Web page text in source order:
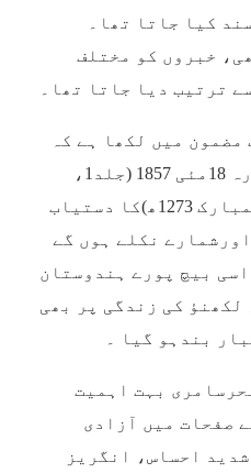
کیا جاتا تھا۔
خبروں کو مختلف
ترتیب دیا جاتا تھا۔
میں لکھا ہے کہ
’سحرسامری‘ کاآخری شمارہ 18مئی 1857 (جلد1،
نمبر 23,27 شہررمضان المبارک 1273ھ)کا دستیاب
نکلے ہوں گے
بیچ پورے ہندوستان
لکھنؤ کی زندگی پر بھی
بندہو گیا ۔
بہت اہمیت
صفحات میں آزادی
احساس، انگریز